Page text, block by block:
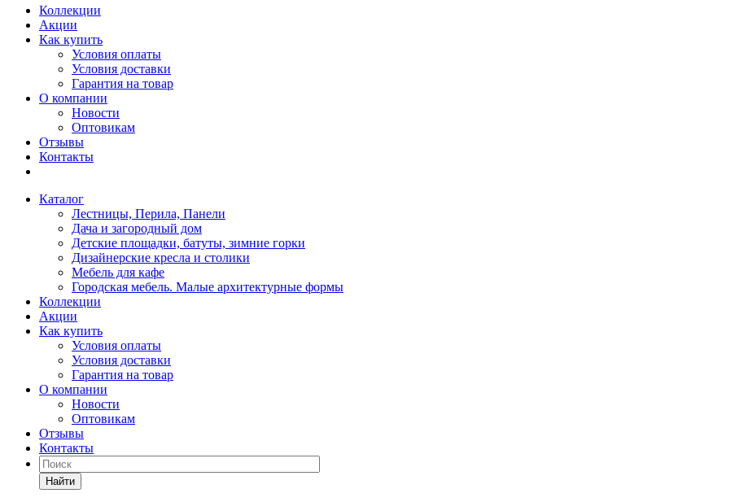
Коллекции
Акции
Как купить
Условия оплаты
Условия доставки
Гарантия на товар
О компании
Новости
Оптовикам
Отзывы
Контакты
Каталог
Лестницы, Перила, Панели
Дача и загородный дом
Детские площадки, батуты, зимние горки
Дизайнерские кресла и столики
Мебель для кафе
Городская мебель. Малые архитектурные формы
Коллекции
Акции
Как купить
Условия оплаты
Условия доставки
Гарантия на товар
О компании
Новости
Оптовикам
Отзывы
Контакты
Найти